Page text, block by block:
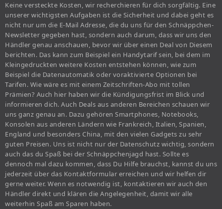
Keine versteckte Kosten, wir recherchieren für dich sorgfältig. Eine
unserer wichtigsten Aufgaben ist die Sicherheit und dabei geht es
nicht nur um die E-Mail Adresse, die du uns für den Schnäppchen-
Newsletter gegeben hast, sondern auch darum, dass wir uns den
Händler genau anschauen, bevor wir über einen Deal von Diesem
berichten. Das kann zum Beispiel ein Handytarif sein, bei dem im
Kleingedruckten weitere Kosten entstehen können, wie zum
Beispiel die Datenautomatik oder voraktivierte Optionen bei
Tarifen. Wie wäre es mit einem Zeitschriften-Abo mit tollen
Prämien? Auch hier haben wir die Kündigungsfrist im Blick und
informieren dich. Auch Deals aus anderen Bereichen schauen wir
uns ganz genau an. Dazu gehören Smartphones, Notebooks,
Konsolen aus anderen Ländern wie Frankreich, Italien, Spanien,
England und besonders China, mit den vielen Gadgets zu sehr
guten Preisen. Uns ist nicht nur der Datenschutz wichtig, sondern
auch das du Spaß bei der Schnäppchenjagd hast. Sollte es
dennoch mal dazu kommen, dass Du Hilfe brauchst, kannst du uns
jederzeit über das Kontaktformular erreichen und wir helfen dir
gerne weiter. Wenn es notwendig ist, kontaktieren wir auch den
Händler direkt und klären die Angelegenheit, damit wir alle
weiterhin Spaß am Sparen haben.